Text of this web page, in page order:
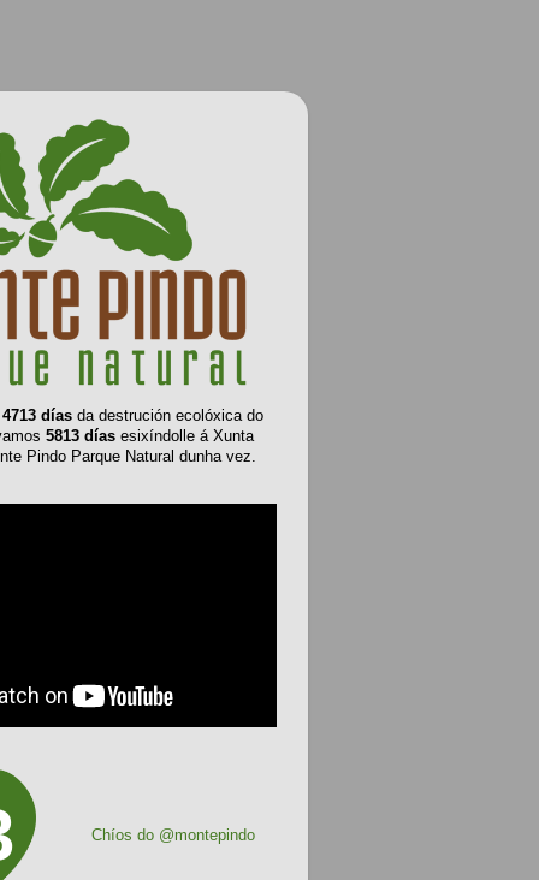
4713 días da destrución ecolóxica do
5813 días esixíndolle á Xunta
Pindo Parque Natural dunha vez.
Chíos do @montepindo